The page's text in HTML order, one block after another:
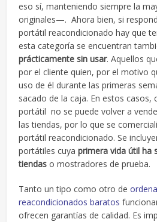
eso sí, manteniendo siempre la
originales—. Ahora bien, si
portátil reacondicionado hay que
esta categoría se encuentran
prácticamente sin usar. Aquellos
por el cliente quien, por el motivo
uso de él durante las primeras
sacado de la caja. En estos casos,
portátil no se puede volver a
las tiendas, por lo que se
portátil reacondicionado. Se
portátiles cuyaprimera vida útil ha
tiendas o mostradores de prueba.
Tanto un tipo como otro de
reacondicionados baratos
ofrecen garantías de calidad. Es